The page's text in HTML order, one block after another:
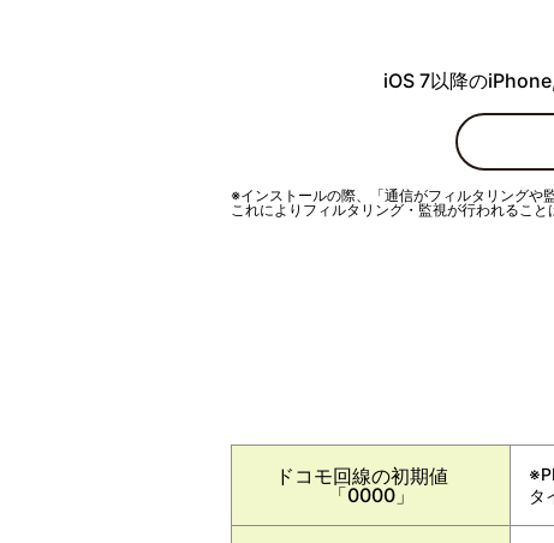
iOS 7以降の
※インストールの際、「通信がフィルタリングや
これによりフィルタリング・監視が行われること
ドコモ回線の初期値
「0000」
タ